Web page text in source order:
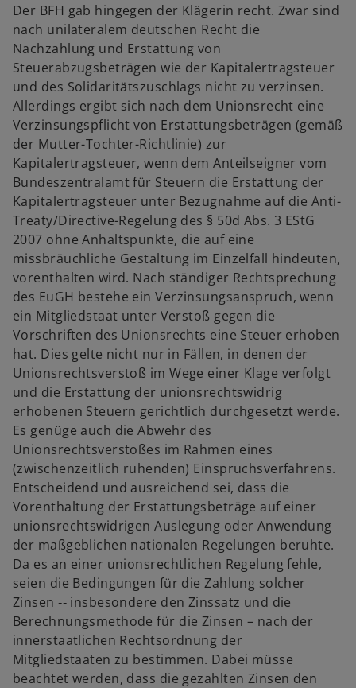
Der BFH gab hingegen der Klägerin recht. Zwar sind
nach unilateralem deutschen Recht die
Nachzahlung und Erstattung von
Steuerabzugsbeträgen wie der Kapitalertragsteuer
und des Solidaritätszuschlags nicht zu verzinsen.
Allerdings ergibt sich nach dem Unionsrecht eine
Verzinsungspflicht von Erstattungsbeträgen (gemäß
der Mutter-Tochter-Richtlinie) zur
Kapitalertragsteuer, wenn dem Anteilseigner vom
Bundeszentralamt für Steuern die Erstattung der
Kapitalertragsteuer unter Bezugnahme auf die Anti-
Treaty/Directive-Regelung des § 50d Abs. 3 EStG
2007 ohne Anhaltspunkte, die auf eine
missbräuchliche Gestaltung im Einzelfall hindeuten,
vorenthalten wird. Nach ständiger Rechtsprechung
des EuGH bestehe ein Verzinsungsanspruch, wenn
ein Mitgliedstaat unter Verstoß gegen die
Vorschriften des Unionsrechts eine Steuer erhoben
hat. Dies gelte nicht nur in Fällen, in denen der
Unionsrechtsverstoß im Wege einer Klage verfolgt
und die Erstattung der unionsrechtswidrig
erhobenen Steuern gerichtlich durchgesetzt werde.
Es genüge auch die Abwehr des
Unionsrechtsverstoßes im Rahmen eines
(zwischenzeitlich ruhenden) Einspruchsverfahrens.
Entscheidend und ausreichend sei, dass die
Vorenthaltung der Erstattungsbeträge auf einer
unionsrechtswidrigen Auslegung oder Anwendung
der maßgeblichen nationalen Regelungen beruhte.
Da es an einer unionsrechtlichen Regelung fehle,
seien die Bedingungen für die Zahlung solcher
Zinsen ‑‑ insbesondere den Zinssatz und die
Berechnungsmethode für die Zinsen – nach der
innerstaatlichen Rechtsordnung der
Mitgliedstaaten zu bestimmen. Dabei müsse
beachtet werden, dass die gezahlten Zinsen den